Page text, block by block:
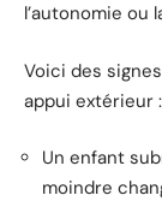
l’autonomie ou
Voici des
appui extérieur :
Un enfant
moindre